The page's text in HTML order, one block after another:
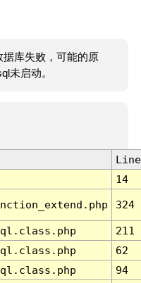
据库失败，可能的原
未启动。
Line
14
324
211
62
94